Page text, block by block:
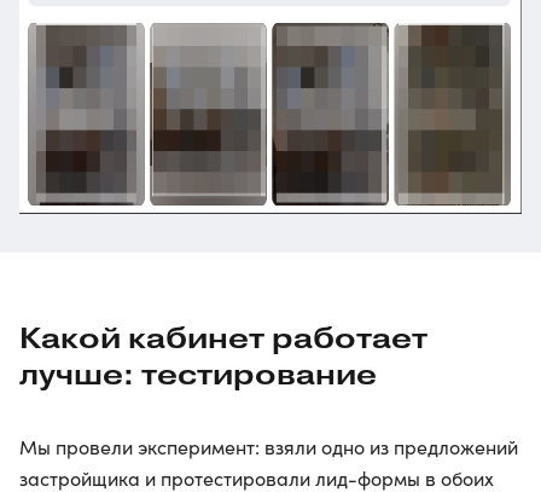
Какой кабинет работает
лучше: тестирование
Мы провели эксперимент: взяли одно из предложений
застройщика и протестировали лид-формы в обоих